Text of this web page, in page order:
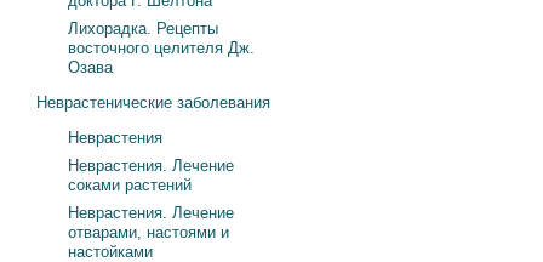
Лихорадка. Рецепты
восточного целителя Дж.
Озава
Неврастенические заболевания
Неврастения
Неврастения. Лечение
соками растений
Неврастения. Лечение
отварами, настоями и
настойками